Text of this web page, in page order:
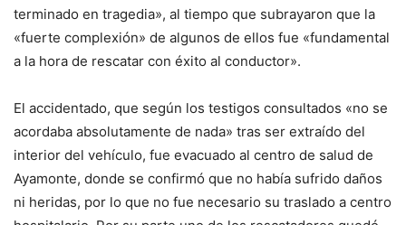
terminado en tragedia», al tiempo que subrayaron que la
«fuerte complexión» de algunos de ellos fue «fundamental
a la hora de rescatar con éxito al conductor».
El accidentado, que según los testigos consultados «no se
acordaba absolutamente de nada» tras ser extraído del
interior del vehículo, fue evacuado al centro de salud de
Ayamonte, donde se confirmó que no había sufrido daños
ni heridas, por lo que no fue necesario su traslado a centro